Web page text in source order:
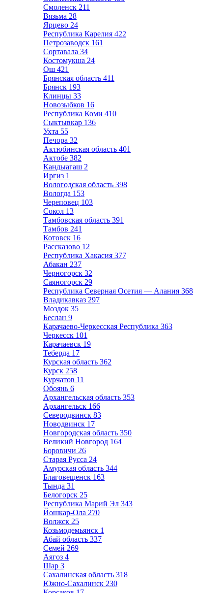
Смоленск 211
Вязьма 28
Ярцево 24
Республика Карелия 422
Петрозаводск 161
Сортавала 34
Костомукша 24
Ош 421
Брянская область 411
Брянск 193
Клинцы 33
Новозыбков 16
Республика Коми 410
Сыктывкар 136
Ухта 55
Печора 32
Актюбинская область 401
Актобе 382
Кандыагаш 2
Иргиз 1
Вологодская область 398
Вологда 153
Череповец 103
Сокол 13
Тамбовская область 391
Тамбов 241
Котовск 16
Рассказово 12
Республика Хакасия 377
Абакан 237
Черногорск 32
Саяногорск 29
Республика Северная Осетия — Алания 368
Владикавказ 297
Моздок 35
Беслан 9
Карачаево-Черкесская Республика 363
Черкесск 101
Карачаевск 19
Теберда 17
Курская область 362
Курск 258
Курчатов 11
Обоянь 6
Архангельская область 353
Архангельск 166
Северодвинск 83
Новодвинск 17
Новгородская область 350
Великий Новгород 164
Боровичи 26
Старая Русса 24
Амурская область 344
Благовещенск 163
Тында 31
Белогорск 25
Республика Марий Эл 343
Йошкар-Ола 270
Волжск 25
Козьмодемьянск 1
Абай область 337
Семей 269
Аягоз 4
Шар 3
Сахалинская область 318
Южно-Сахалинск 230